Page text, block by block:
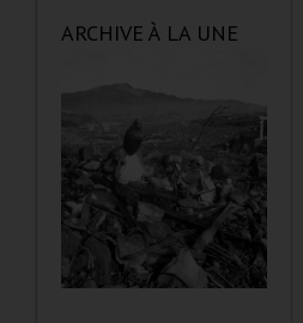
ARCHIVE À LA UNE